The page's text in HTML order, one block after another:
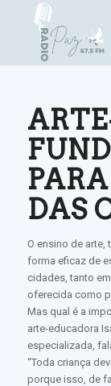
DAS
O ensino de arte,
forma eficaz de
cidades, tanto
oferecida como
Mas qual é a
arte-educadora
especializada,
“Toda criança
porque isso, de